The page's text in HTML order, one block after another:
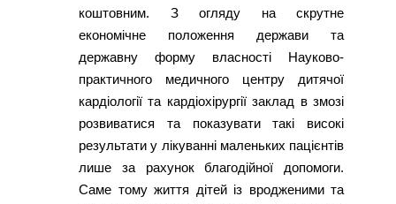
коштовним. З огляду на скрутне
економічне положення держави та
державну форму власності Науково-
практичного медичного центру дитячої
кардіології та кардіохірургії заклад в змозі
розвиватися та показувати такі високі
результати у лікуванні маленьких пацієнтів
лише за рахунок благодійної допомоги.
Саме тому життя дітей із вродженими та